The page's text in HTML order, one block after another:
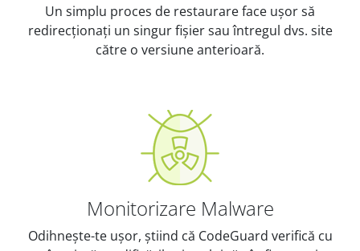
Un simplu proces de restaurare face ușor să
redirecționați un singur fișier sau întregul dvs. site
către o versiune anterioară.
Monitorizare Malware
Odihnește-te ușor, știind că CodeGuard verifică cu